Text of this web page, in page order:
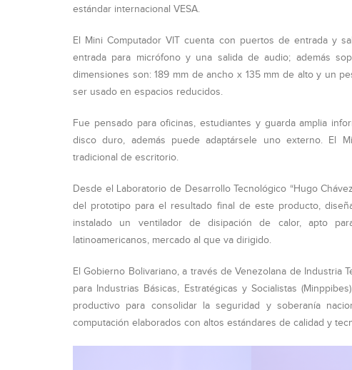
estándar internacional VESA.
El Mini Computador VIT cuenta con puertos de entrada y
entrada para micrófono y una salida de audio; además
dimensiones son: 189 mm de ancho x 135 mm de alto y un
ser usado en espacios reducidos.
Fue pensado para oficinas, estudiantes y guarda amplia
disco duro, además puede adaptársele uno externo. El
tradicional de escritorio.
Desde el Laboratorio de Desarrollo Tecnológico “Hugo
del prototipo para el resultado final de este producto,
instalado un ventilador de disipación de calor, apto
latinoamericanos, mercado al que va dirigido.
El Gobierno Bolivariano, a través de Venezolana de Industria
para Industrias Básicas, Estratégicas y Socialistas
productivo para consolidar la seguridad y soberanía
computación elaborados con altos estándares de calidad y